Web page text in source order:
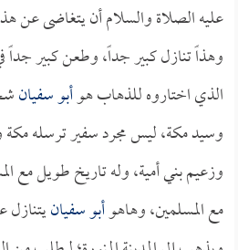
عليه الصلاة والسلام أن يتغاضى عن
وهذاً تنازل كبير جداً، وطعن كبير
الذي اختاروه للذهاب هوأبو سفيان
وسيد مكة، ليس مجرد سفير ترسله
وزعيم بني أمية، وله تاريخ طويل مع
مع المسلمين، وهاهوأبو سفيان